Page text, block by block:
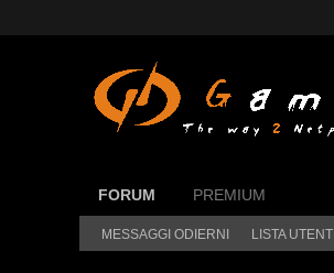
FORUM PREMIUM
MESSAGGI ODIERNI LISTA UTENTI